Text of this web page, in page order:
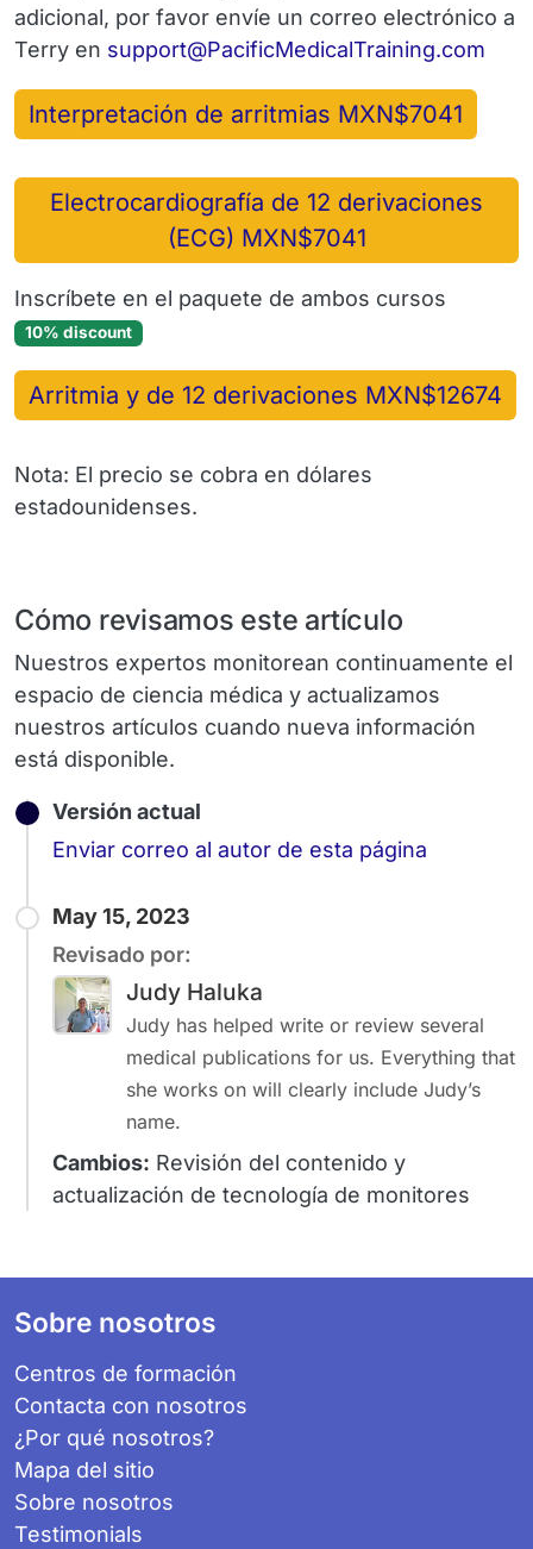
adicional, por favor envíe un correo electrónico a
Terry en support@PacificMedicalTraining.com
Interpretación de arritmias MXN$7041
Electrocardiografía de 12 derivaciones
(ECG) MXN$7041
Inscríbete en el paquete de ambos cursos
10% discount
Arritmia y de 12 derivaciones MXN$12674
Nota: El precio se cobra en dólares
estadounidenses.
Cómo revisamos este artículo
Nuestros expertos monitorean continuamente el
espacio de ciencia médica y actualizamos
nuestros artículos cuando nueva información
está disponible.
Versión actual
Enviar correo al autor de esta página
May 15, 2023
Revisado por:
Judy Haluka
Judy has helped write or review several
medical publications for us. Everything that
she works on will clearly include Judy’s
name.
Cambios: Revisión del contenido y
actualización de tecnología de monitores
Footer
Sobre nosotros
Centros de formación
Contacta con nosotros
¿Por qué nosotros?
Mapa del sitio
Sobre nosotros
Testimonials